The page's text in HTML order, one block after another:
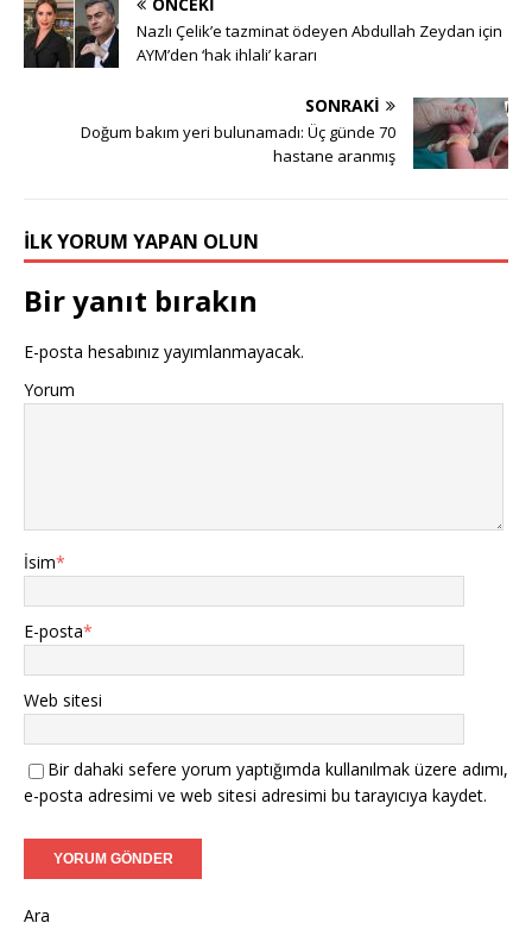
Nazlı Çelik’e tazminat ödeyen Abdullah Zeydan için
AYM’den ‘hak ihlali’ kararı
SONRAKI
Doğum bakım yeri bulunamadı: Üç günde 70
hastane aranmış
İLK YORUM YAPAN OLUN
Bir yanıt bırakın
E-posta hesabınız yayımlanmayacak.
Yorum
İsim*
E-posta*
Web sitesi
Bir dahaki sefere yorum yaptığımda kullanılmak üzere adımı,
e-posta adresimi ve web sitesi adresimi bu tarayıcıya kaydet.
Ara